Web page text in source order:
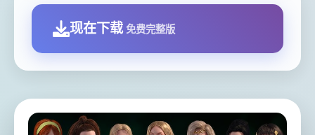
现在下载 免费完整版